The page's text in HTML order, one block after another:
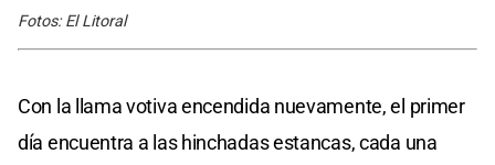
Fotos: El Litoral
Con la llama votiva encendida nuevamente, el primer
día encuentra a las hinchadas estancas, cada una